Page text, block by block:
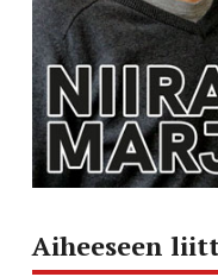
Aiheeseen